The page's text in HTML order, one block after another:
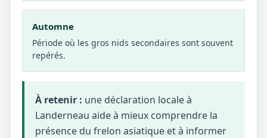
Automne
Période où les gros nids secondaires sont souvent
repérés.
À retenir : une déclaration locale à
Landerneau aide à mieux comprendre la
présence du frelon asiatique et à informer